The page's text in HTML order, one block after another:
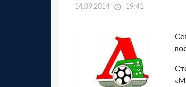
14.09.2014 19:41